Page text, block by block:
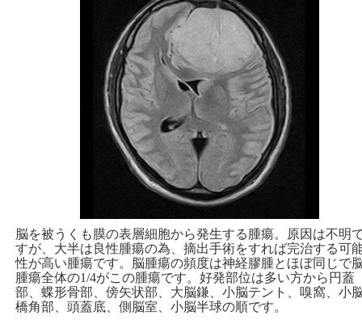
脳を被うくも膜の表層細胞から発生する腫瘍。原因は不明
すが、大半は良性腫瘍の為、摘出手術をすれば完治する可
性が高い腫瘍です。脳腫瘍の頻度は神経膠腫とほぼ同じで
腫瘍全体の1/4がこの腫瘍です。好発部位は多い方から円蓋
部、蝶形骨部、傍矢状部、大脳鎌、小脳テント、嗅窩、小
橋角部、頭蓋底、側脳室、小脳半球の順です。